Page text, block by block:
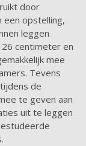
door
een opstelling,
leggen
centimeter en
mee
Tevens
de
te geven aan
uit te leggen